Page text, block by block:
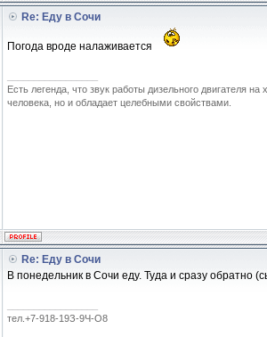
Re: Еду в Сочи
Погода вроде налаживается
Есть легенда, что звук работы дизельного двигателя
человека, но и обладает целебными свойствами.
Re: Еду в Сочи
В понедельник в Сочи еду. Туда и сразу обратно
тел.+7-918-19З-9Ч-O8